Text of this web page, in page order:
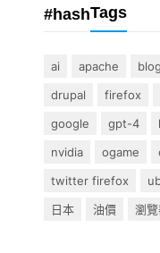
#hashTags
ai apache blog
drupal
firefox
google
gpt-4
nvidia
ogame
twitter firefox
日本
油價 瀏